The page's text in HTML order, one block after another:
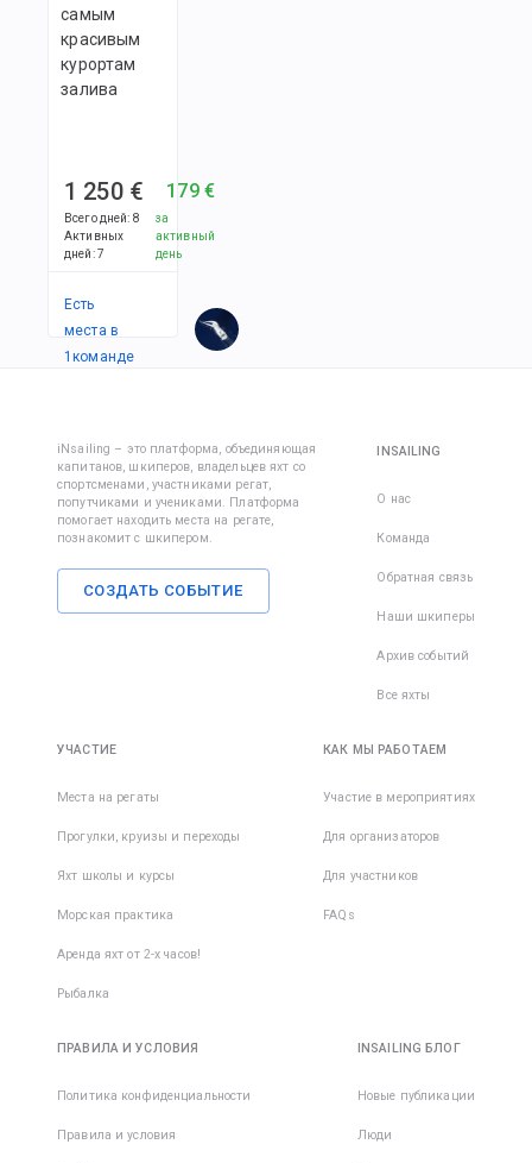
самым
красивым
курортам
залива
1 250 €
Всего дней: 8
Активных
дней:7
179 €
за
активный
день
Есть
места в
1командe
iNsailing – это платформа, объединяющая
капитанов, шкиперов, владельцев яхт со
спортсменами, участниками регат,
попутчиками и учениками. Платформа
помогает находить места на регате,
познакомит с шкипером.
СОЗДАТЬ СОБЫТИЕ
INSAILING
О нас
Команда
Обратная связь
Наши шкиперы
Архив событий
Все яхты
УЧАСТИЕ
Места на регаты
Прогулки, круизы и переходы
Яхт школы и курсы
Морская практика
Аренда яхт от 2-х часов!
Рыбалка
КАК МЫ РАБОТАЕМ
Участие в мероприятиях
Для организаторов
Для участников
FAQs
ПРАВИЛА И УСЛОВИЯ
Политика конфиденциальности
Правила и условия
INSAILING БЛОГ
Новые публикации
Люди